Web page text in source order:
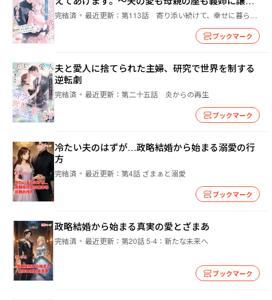
て、私は私の幸せを掴む〜
完結済 最近更新： 第113話 寄り添い続けて、幸せに暮らしていく
ブックマーク
夫と愛人に捨てられた主婦、研究で世界を制する
逆転劇
完結済 最近更新： 第二十五話 炎からの再生
ブックマーク
冷たい夫のはずが…政略結婚から始まる溺愛の行
方
完結済 最近更新： 第4話 ざまぁと溺愛
ブックマーク
政略結婚から始まる真実の愛とざまあ
完結済 最近更新： 第20話 5-4：新たな未来へ
ブックマーク